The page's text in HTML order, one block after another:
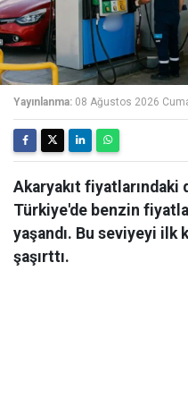
Yayınlanma: 08 Ağustos 2026
Akaryakıt fiyatlarındaki
Türkiye'de benzin
yaşandı. Bu seviyeyi
şaşırttı.